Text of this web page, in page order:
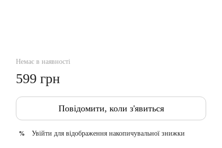
Немає в наявності
599 грн
Повідомити, коли з'явиться
% Увійти для відображення накопичувальної знижки